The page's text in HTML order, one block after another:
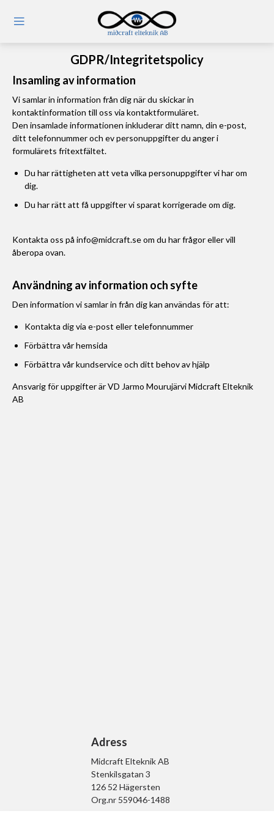
GDPR/Integritetspolicy
Insamling av information
Vi samlar in information från dig när du skickar in
kontaktinformation till oss via kontaktformuläret.
Den insamlade informationen inkluderar ditt namn, din e-post,
ditt telefonnummer och ev personuppgifter du anger i
formulärets fritextfältet.
Du har rättigheten att veta vilka personuppgifter vi har om
dig.
Du har rätt att få uppgifter vi sparat korrigerade om dig.
Kontakta oss på info@midcraft.se om du har frågor eller vill
åberopa ovan.
Användning av information och syfte
Den information vi samlar in från dig kan användas för att:
Kontakta dig via e-post eller telefonnummer
Förbättra vår hemsida
Förbättra vår kundservice och ditt behov av hjälp
Ansvarig för uppgifter är VD Jarmo Mourujärvi Midcraft Elteknik
AB
Adress
Midcraft Elteknik AB
Stenkilsgatan 3
126 52 Hägersten
Org.nr 559046-1488